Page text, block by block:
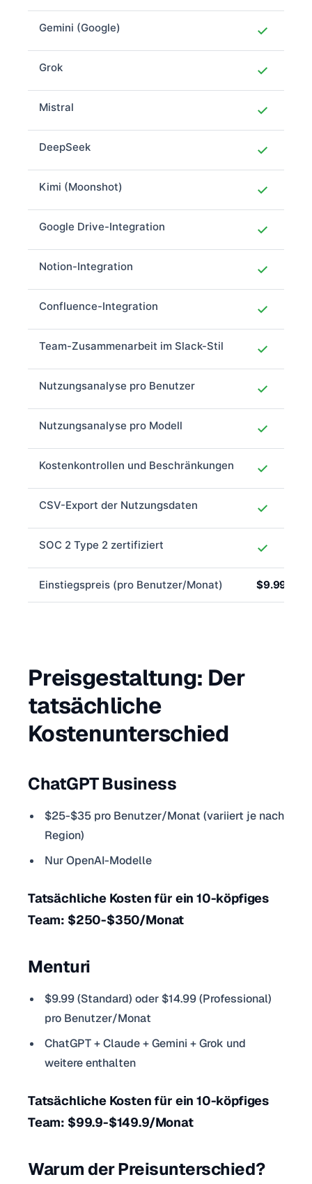
Gemini (Google) ✓
Grok ✓
Mistral ✓
DeepSeek ✓
Kimi (Moonshot) ✓
Google Drive-Integration ✓
Notion-Integration ✓
Confluence-Integration ✓
Team-Zusammenarbeit im Slack-Stil ✓
Nutzungsanalyse pro Benutzer ✓
Nutzungsanalyse pro Modell ✓
Kostenkontrollen und Beschränkungen ✓
CSV-Export der Nutzungsdaten ✓
SOC 2 Type 2 zertifiziert ✓
Einstiegspreis (pro Benutzer/Monat) $9.99
Preisgestaltung: Der
tatsächliche
Kostenunterschied
ChatGPT Business
$25-$35 pro Benutzer/Monat (variiert je nach
Region)
Nur OpenAI-Modelle
Tatsächliche Kosten für ein 10-köpfiges
Team: $250-$350/Monat
Menturi
$9.99 (Standard) oder $14.99 (Professional)
pro Benutzer/Monat
ChatGPT + Claude + Gemini + Grok und
weitere enthalten
Tatsächliche Kosten für ein 10-köpfiges
Team: $99.9-$149.9/Monat
Warum der Preisunterschied?